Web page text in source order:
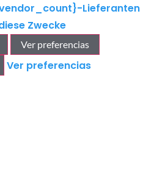
Lieferanten
Zwecke
Ver preferencias
Ver preferencias